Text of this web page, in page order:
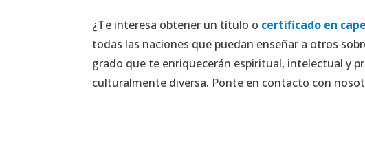
¿Te interesa obtener un título o certificado en
todas las naciones que puedan enseñar a otros
grado que te enriquecerán espiritual, intelectual y
culturalmente diversa. Ponte en contacto con